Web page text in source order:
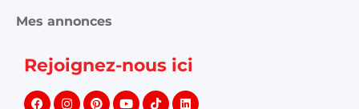
Mes annonces
Rejoignez-nous ici